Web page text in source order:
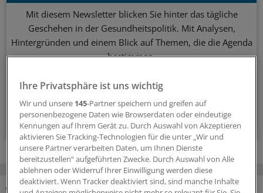
Mit diesem Newsletter blicken Sie hinter das tägliche
Geschehen in der Gesundheitspolitik. Mit Analysen,
Hintergründen und einem Blick auf Themen, die die Agenda
bestimmen.
14-tägig, donnerstags
Zum Abonnieren bitte anmelden
Ihre Privatsphäre ist uns wichtig
Wir und unsere 145-Partner speichern und greifen auf
personenbezogene Daten wie Browserdaten oder eindeutige
Kennungen auf Ihrem Gerät zu. Durch Auswahl von Akzeptieren
aktivieren Sie Tracking-Technologien für die unter „Wir und
unsere Partner verarbeiten Daten, um Ihnen Dienste
bereitzustellen“ aufgeführten Zwecke. Durch Auswahl von Alle
ablehnen oder Widerruf Ihrer Einwilligung werden diese
deaktiviert. Wenn Tracker deaktiviert sind, sind manche Inhalte